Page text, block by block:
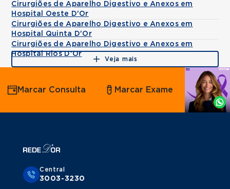
Cirurgiões de Aparelho Digestivo e Anexos em
Hospital Oeste D'Or
Cirurgiões de Aparelho Digestivo e Anexos em
Hospital Quinta D'Or
Cirurgiões de Aparelho Digestivo e Anexos em
Hospital Rios D'Or
Veja mais
Agende
por
Whatsapp
Marcar Consulta Marcar Exame
Central
3003-3230